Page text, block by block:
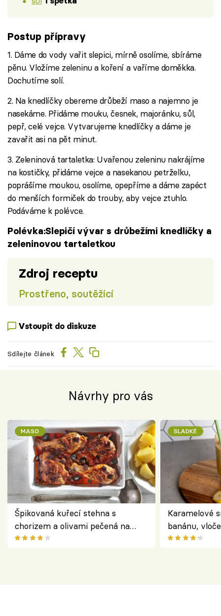
Postup přípravy
1. Dáme do vody vařit slepici, mírně osolíme, sbíráme
pěnu. Vložíme zeleninu a koření a vaříme doměkka.
Dochutíme solí.
2. Na knedlíčky obereme drůbeží maso a najemno je
nasekáme. Přidáme mouku, česnek, majoránku, sůl,
pepř, celé vejce. Vytvarujeme knedlíčky a dáme je
zavařit asi na pět minut.
3. Zeleninová tartaletka: Uvařenou zeleninu nakrájíme
na kostičky, přidáme vejce a nasekanou petrželku,
poprášíme moukou, osolíme, opepříme a dáme zapéct
do menších formiček do trouby, aby vejce ztuhlo.
Podáváme k polévce.
Polévka:Slepičí vývar s drůbežími knedlíčky a
zeleninovou tartaletkou
Zdroj receptu
Prostřeno, soutěžící
Vstoupit do diskuze
Sdílejte článek
Návrhy pro vás
MASO
Špikovaná kuřecí stehna s
chorizem a olivami pečená na
letní zelenině – šťavnaté maso s
SLADKÉ
Karamelové
banánu,
snídaně do